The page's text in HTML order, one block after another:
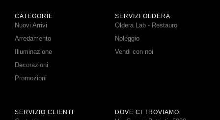
CATEGORIE
Nuovi Arrivi
Arredamento
Illuminazione
Decorazioni
Promozioni
SERVIZI OLDERA
Oldera Lab - Restauro
Noleggio
Vendi con noi
SERVIZIO CLIENTI DOVE CI TROVIAMO